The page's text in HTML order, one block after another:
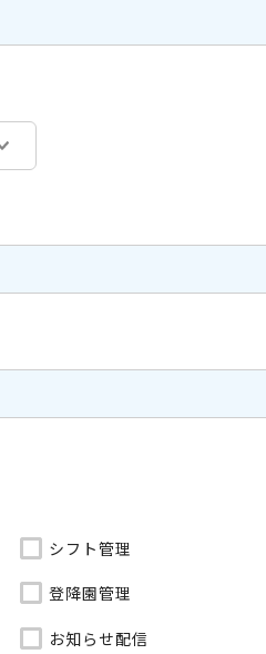
シフト管理
登降園管理
お知らせ配信